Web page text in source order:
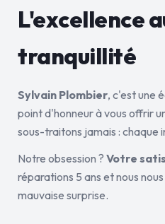
L'excellence
tranquillité
Sylvain Plombier, c'est une
point d'honneur à vous offrir
sous-traitons jamais : chaque
Notre obsession ? Votre
réparations 5 ans et nous
mauvaise surprise.